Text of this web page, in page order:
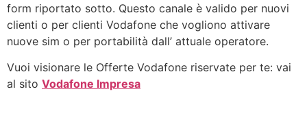
form riportato sotto. Questo canale è valido per nuovi
clienti o per clienti Vodafone che vogliono attivare
nuove sim o per portabilità dall’ attuale operatore.
Vuoi visionare le Offerte Vodafone riservate per te: vai
al sito Vodafone Impresa